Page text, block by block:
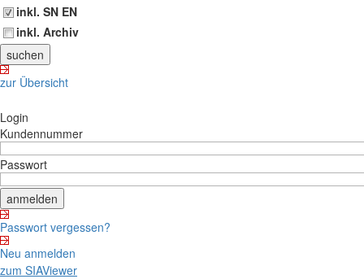
inkl. SN EN
inkl. Archiv
zur Übersicht
Login
Kundennummer
Passwort
Passwort vergessen?
Neu anmelden
zum SIAViewer